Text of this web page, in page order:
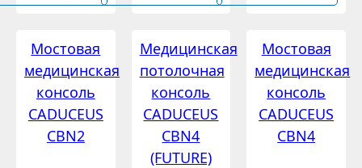
Мостовая
медицинская
консоль
CADUCEUS
CBN2
Медицинская
потолочная
консоль
CADUCEUS
CBN4
(FUTURE)
Мостовая
медицинская
консоль
CADUCEUS
CBN4